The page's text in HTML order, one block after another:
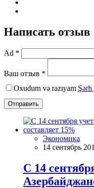
Написать отзыв
Ad *
Ваш отзыв *
Oxudum və razıyam Şərh
Отправить
Экономика
14 сентябрь
С 14